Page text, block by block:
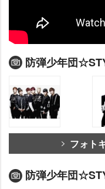
防弾少年団
フォト
防弾少年団